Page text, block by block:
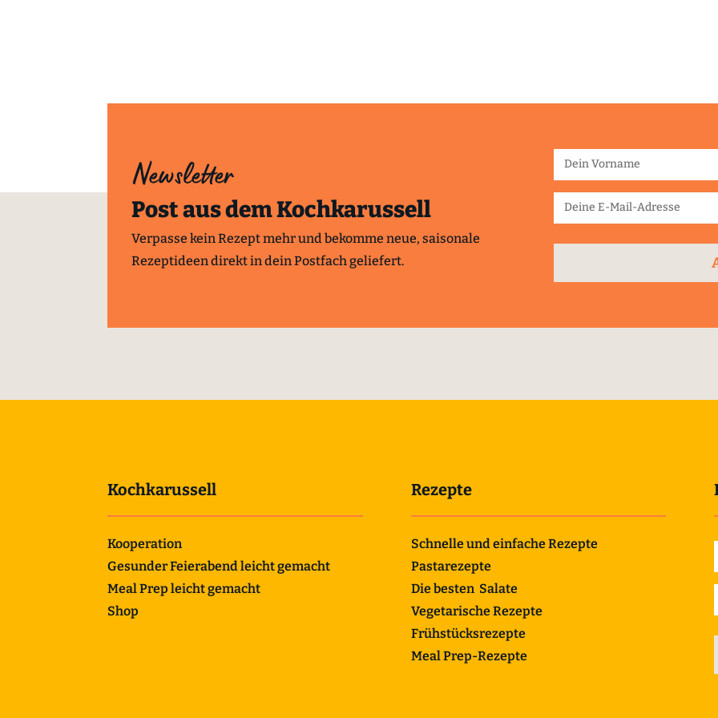
Newsletter
Post aus dem Kochkarussell
Verpasse kein Rezept mehr und bekomme neue, saisonale
Rezeptideen direkt in dein Postfach geliefert.
Kochkarussell
Kooperation
Gesunder Feierabend leicht gemacht
Meal Prep leicht gemacht
Shop
Rezepte
Schnelle und einfache Rezepte
Pastarezepte
Die besten Salate
Vegetarische Rezepte
Frühstücksrezepte
Meal Prep-Rezepte